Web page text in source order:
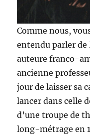
Comme nous,
entendu parler de
auteure franco-
ancienne
jour de laisser sa
lancer dans celle
d’une troupe de
long-métrage en